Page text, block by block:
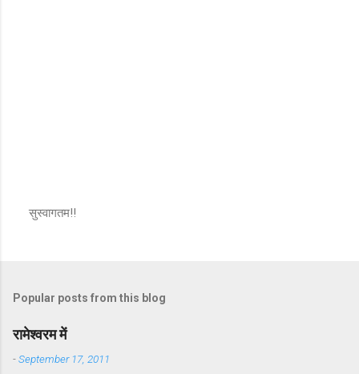
C
m
m
e
सुस्वागतम!!
Popular posts from this blog
रामेश्वरम में
-September 17, 2011